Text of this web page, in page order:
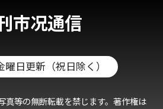
市况通信
曜日更新（祝日除く）
真等の無断転載を禁じます。著作権は